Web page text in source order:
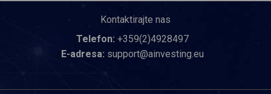
Kontaktirajte nas
Telefon: +359(2)4928497
E-adresa: support@ainvesting.eu